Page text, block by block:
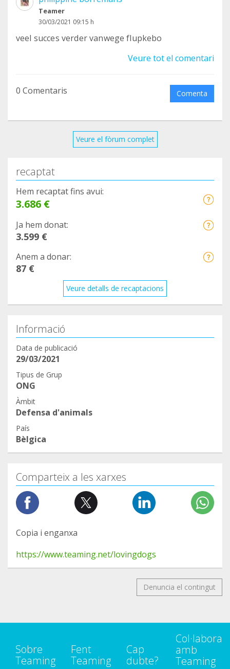
Teamer
30/03/2021 09:15 h
veel succes verder vanwege flupkebo
Veure tot el comentari
0 Comentaris Comenta
Veure el fòrum complet
recaptat
Hem recaptat fins avui:
3.686 €
Ja hem donat:
3.599 €
Anem a donar:
87 €
Veure detalls de recaptacions
Informació
Data de publicació
29/03/2021
Tipus de Grup
ONG
Àmbit
Defensa d'animals
País
Bèlgica
Comparteix a les xarxes
Copia i enganxa
https://www.teaming.net/lovingdogs
Denuncia el contingut
Sobre
Teaming
Fent
Teaming
Cap
dubte?
Col·labora
amb
Teaming